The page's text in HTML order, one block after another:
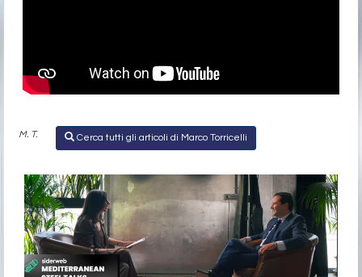
M. T. Cerca tutti gli articoli di Marco Torricelli